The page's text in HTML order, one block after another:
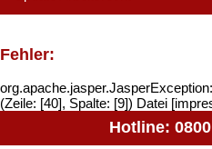
Fehler:
(Zeile: [40], Spalte: [9]) Datei
Hotline: